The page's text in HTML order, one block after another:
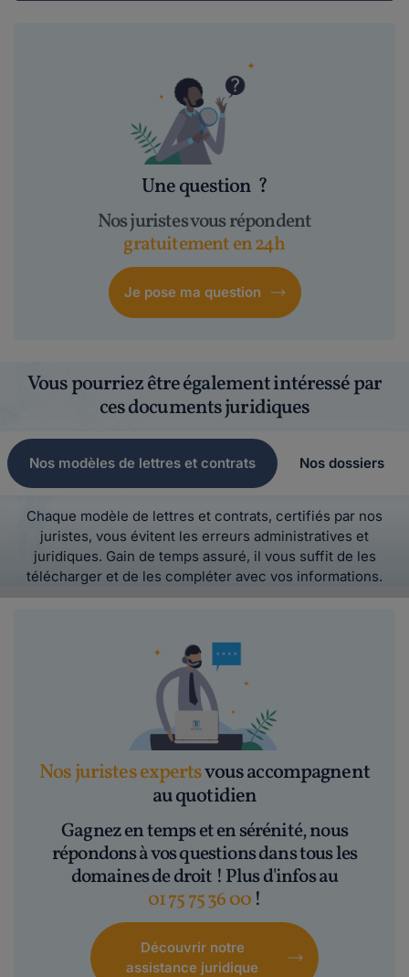
Une question ?
Nos juristes vous répondent
gratuitement en 24h
Je pose ma question
Vous pourriez être également intéressé par
ces documents juridiques
Nos modèles de lettres et contrats Nos dossiers
Chaque modèle de lettres et contrats, certifiés par nos
juristes, vous évitent les erreurs administratives et
juridiques. Gain de temps assuré, il vous suffit de les
télécharger et de les compléter avec vos informations.
Nos juristes expertsvous accompagnent
au quotidien
Gagnez en temps et en sérénité, nous
répondons à vos questions dans tous les
domaines de droit ! Plus d'infos au
01 75 75 36 00 !
Découvrir notre
assistance juridique